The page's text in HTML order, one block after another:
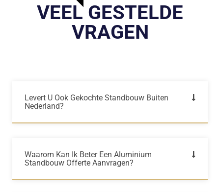
VEEL GESTELDE
VRAGEN
Levert U Ook Gekochte Standbouw Buiten
Nederland?
Waarom Kan Ik Beter Een Aluminium
Standbouw Offerte Aanvragen?